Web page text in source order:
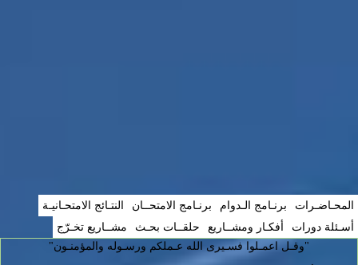
المحـاضـرات برنـامج الـدوام برنـامج الامتحــان
النتـائج الامتحـانيـة
أسـئلة دورات
أفكـار ومشــاريع حلقــات بحـث
مشــاريع تخـرّج
"وقـل اعمـلوا فسـيرى الله عـملكم ورسـوله والمؤمنـون"